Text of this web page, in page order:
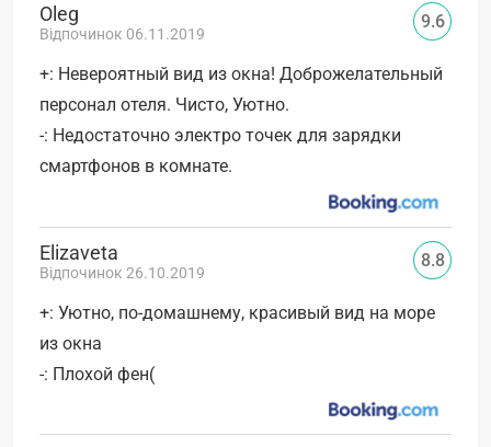
Oleg
Відпочинок 06.11.2019
+: Невероятный вид из окна! Доброжелательный
персонал отеля. Чисто, Уютно.
-: Недостаточно электро точек для зарядки
смартфонов в комнате.
9.6
Elizaveta
Відпочинок 26.10.2019
+: Уютно, по-домашнему, красивый вид на море
из окна
-: Плохой фен(
8.8